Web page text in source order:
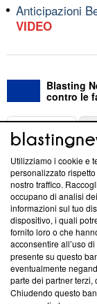
Anticipazioni
VIDEO
Blasting
contro le
ABOUT
Questa sezione
News, sui nostri
creare news di
‘Trust Project -
ancora membro
parte; Trust
conformità agli
Su di noi
Utilizziamo i cookie e
personalizzato
nostro traffico.
occupano di analisi
informazioni sul tuo
dispositivo, i quali
fornito loro o che
acconsentire all’uso
presente su questo
eventualmente
parte dei partner
Chiudendo questo